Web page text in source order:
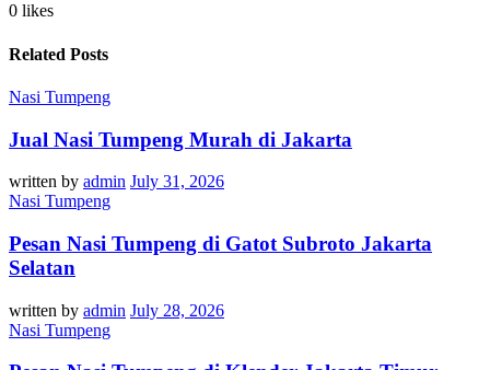
0 likes
Related Posts
Nasi Tumpeng
Jual Nasi Tumpeng Murah di Jakarta
written by admin July 31, 2026
Nasi Tumpeng
Pesan Nasi Tumpeng di Gatot Subroto Jakarta
Selatan
written by admin July 28, 2026
Nasi Tumpeng